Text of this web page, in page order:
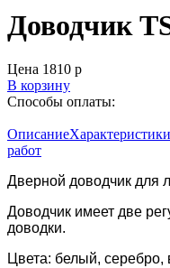
Доводчик
Цена 1810 р
В корзину
Способы оплаты:
ОписаниеХарактеристики
работ
Дверной доводчик для
Доводчик имеет две
доводки.
Цвета: белый, серебро,